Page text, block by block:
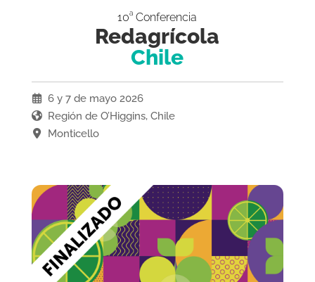
10a Conferencia
Redagrícola
Chile
6 y 7 de mayo 2026
Región de O’Higgins, Chile
Monticello